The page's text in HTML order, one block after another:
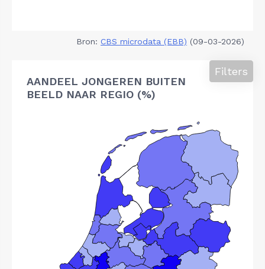
Bron: CBS microdata (EBB) (09-03-2026)
AANDEEL JONGEREN BUITEN
BEELD NAAR REGIO (%)
Filters